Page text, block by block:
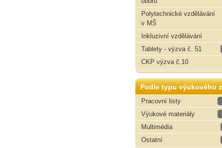
Polytechnické vzdělávání
v MŠ
Inkluzivní vzdělávání
Tablety - výzva č. 51
CKP výzva č.10
Podle typu výukového
Pracovní listy
Výukové materiály
Multimédia
Ostatní